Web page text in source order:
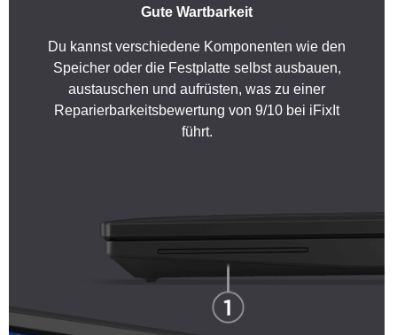
Gute Wartbarkeit
Du kannst verschiedene Komponenten wie den
Speicher oder die Festplatte selbst ausbauen,
austauschen und aufrüsten, was zu einer
Reparierbarkeitsbewertung von 9/10 bei iFixIt
führt.